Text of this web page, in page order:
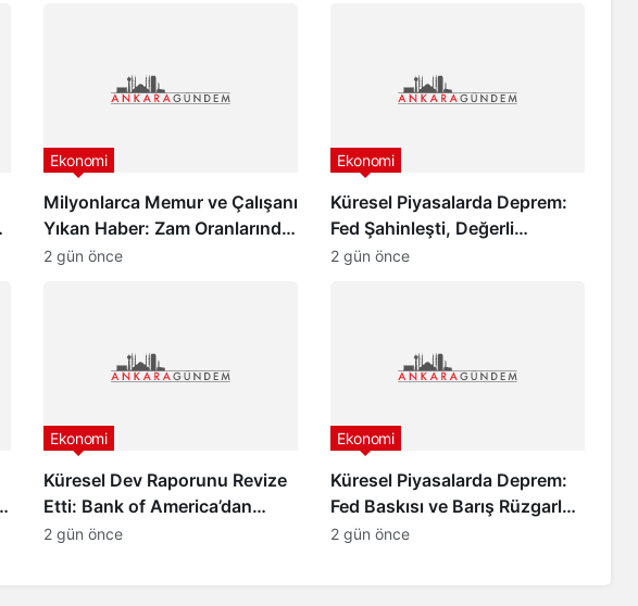
Milyonlarca Memur ve Çalışanı
Yıkan Haber: Zam Oranlarında
Beklenmedik Gelişme!
Ekonomi
2 gün önce
Küresel Piyasalarda Deprem:
Fed Şahinleşti, Değerli
Metaller Çakıldı!
Ekonomi
2 gün önce
Küresel Dev Raporunu Revize
Etti: Bank of America’dan
Türkiye İçin İyimser Analiz!
Ekonomi
2 gün önce
Küresel Piyasalarda Deprem:
Fed Baskısı ve Barış Rüzgarları
Altını Çakıttı!
Ekonomi
2 gün önce